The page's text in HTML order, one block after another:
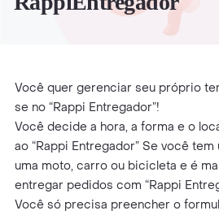
Você quer gerenciar seu próprio
se no “Rappi Entregador”!
Você decide a hora, a forma e o
ao “Rappi Entregador” Se você
uma moto, carro ou bicicleta e é
entregar pedidos com “Rappi
Você só precisa preencher o